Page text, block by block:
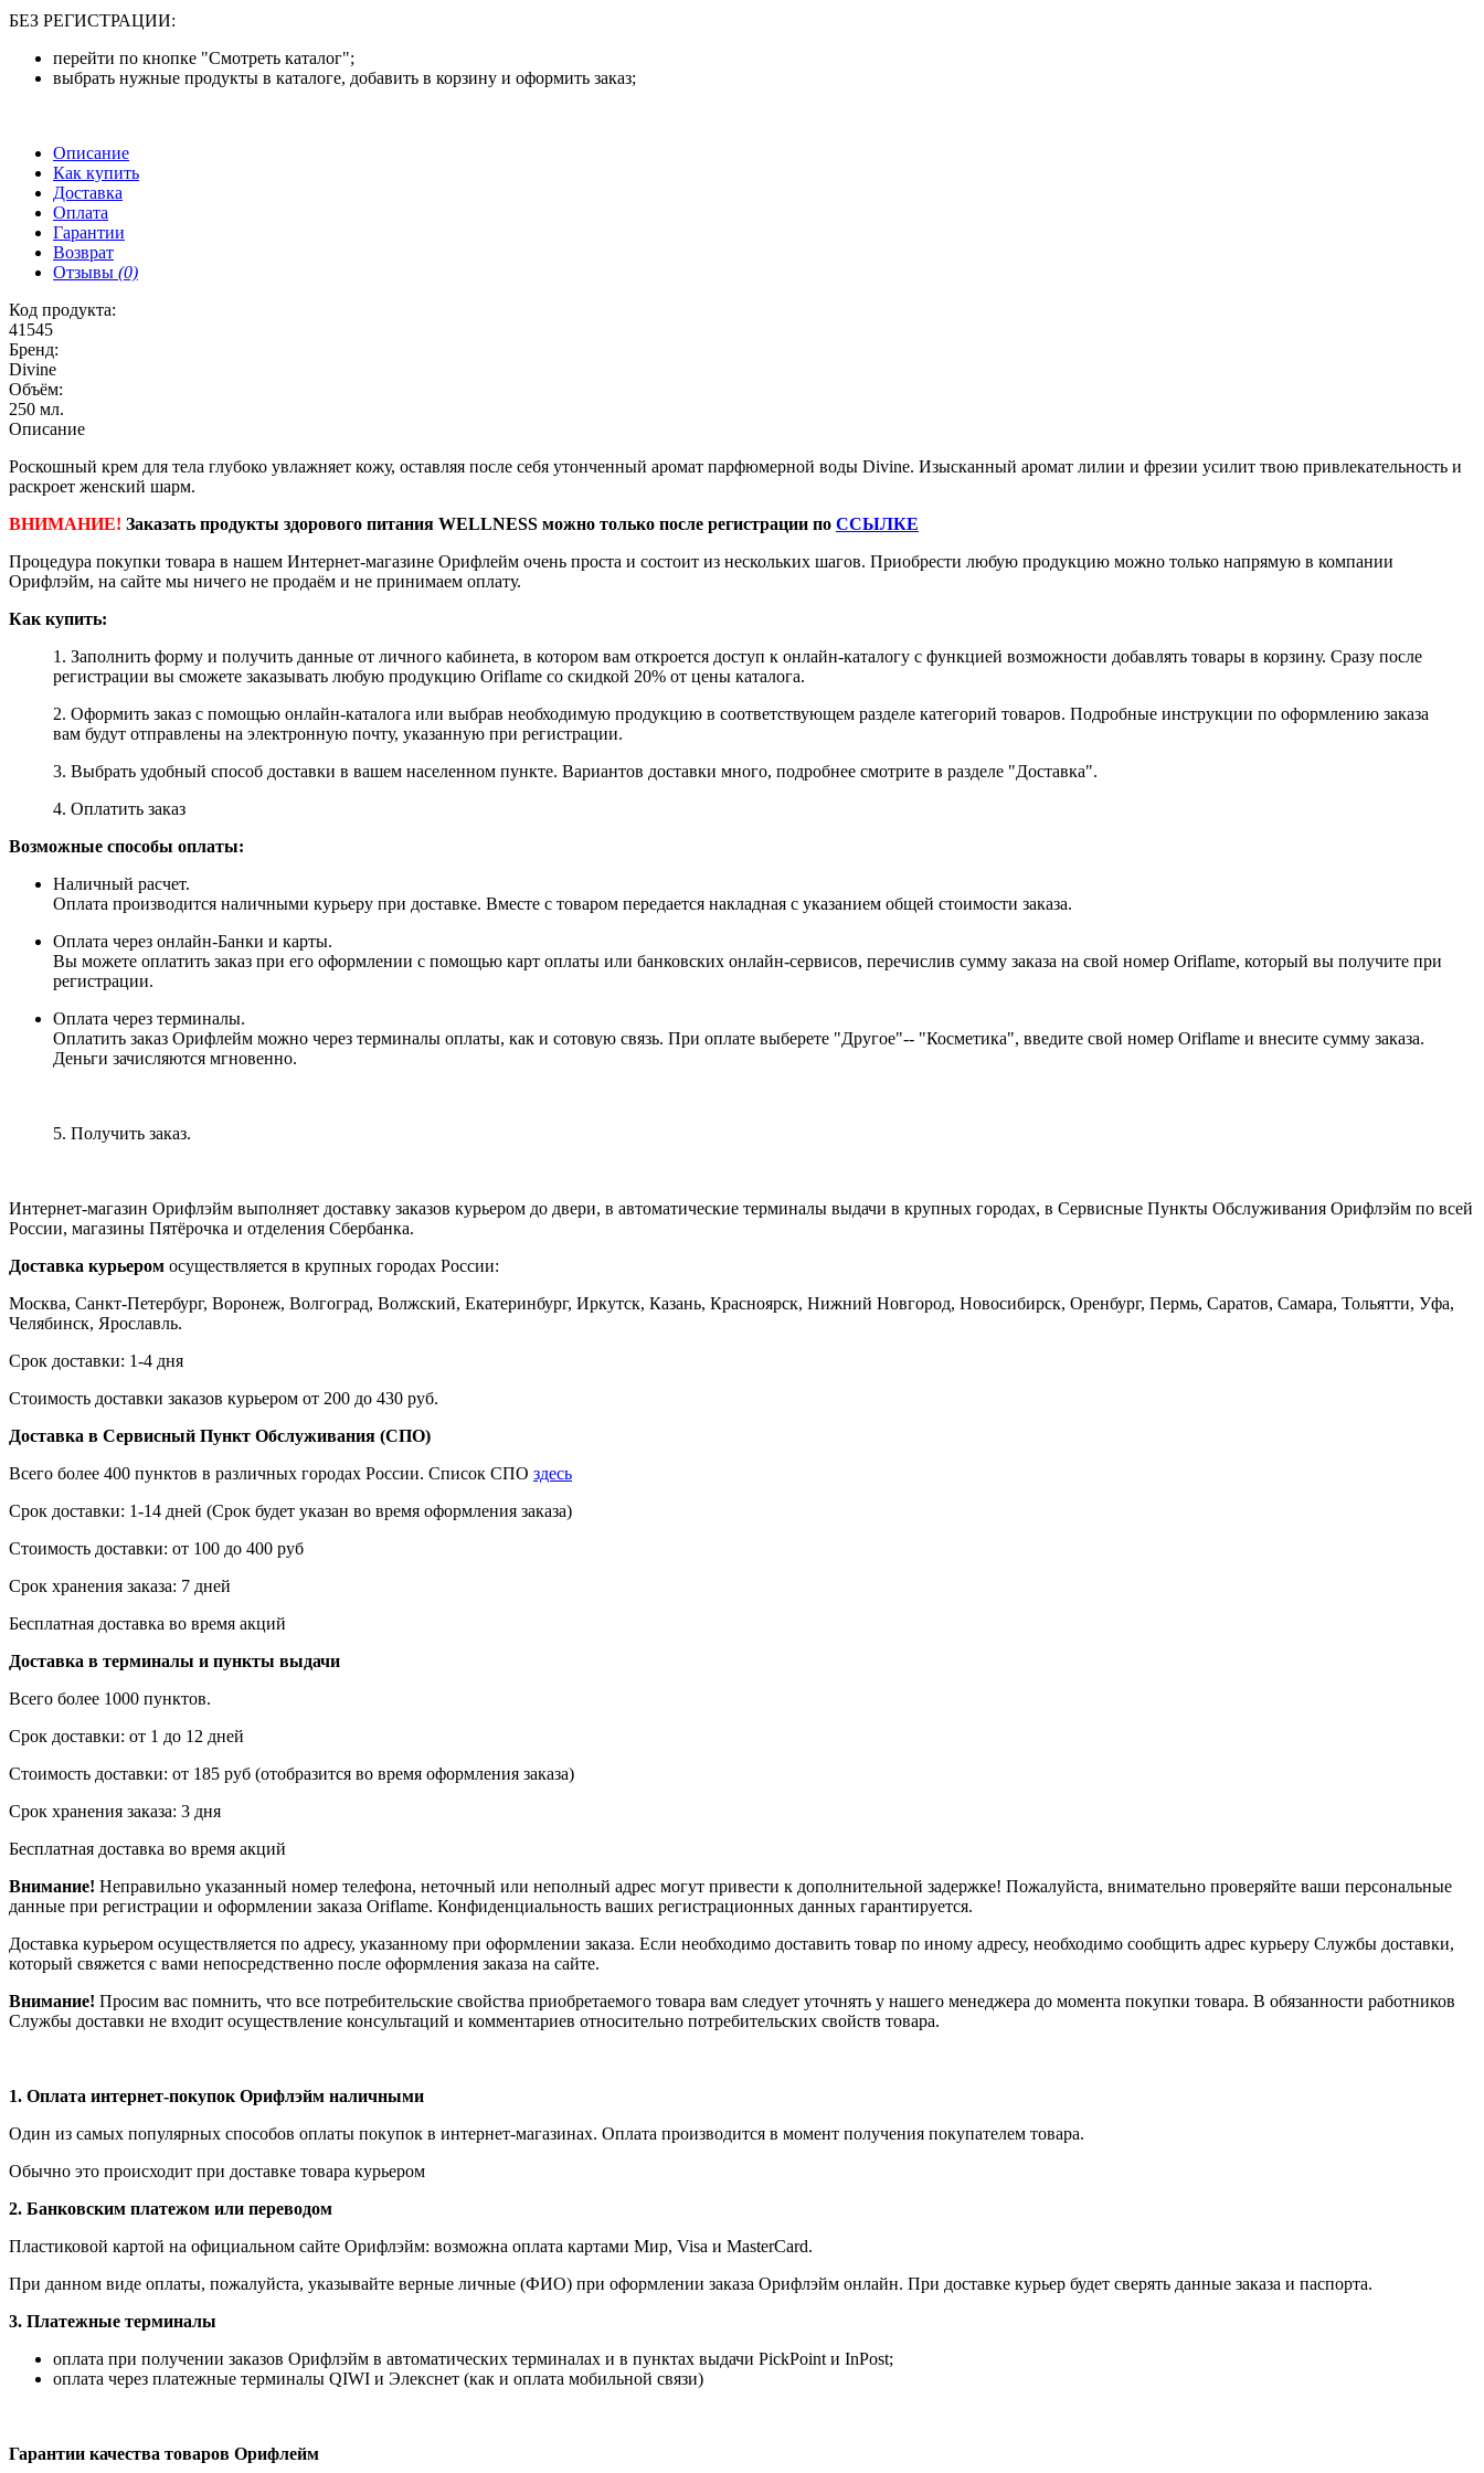
БЕЗ РЕГИСТРАЦИИ:
перейти по кнопке "Смотреть каталог";
выбрать нужные продукты в каталоге, добавить в корзину и оформить заказ;
Описание
Как купить
Доставка
Оплата
Гарантии
Возврат
Отзывы (0)
Код продукта:
41545
Бренд:
Divine
Объём:
250 мл.
Описание
Роскошный крем для тела глубоко увлажняет кожу, оставляя после себя утонченный аромат парфюмерной воды Divine. Изысканный аромат лилии и фрезии усилит твою привлекательность и
раскроет женский шарм.
ВНИМАНИЕ! Заказать продукты здорового питания WELLNESS можно только после регистрации по ССЫЛКЕ
Процедура покупки товара в нашем Интернет-магазине Орифлейм очень проста и состоит из нескольких шагов. Приобрести любую продукцию можно только напрямую в компании
Орифлэйм, на сайте мы ничего не продаём и не принимаем оплату.
Как купить:
1. Заполнить форму и получить данные от личного кабинета, в котором вам откроется доступ к онлайн-каталогу с функцией возможности добавлять товары в корзину. Сразу после
регистрации вы сможете заказывать любую продукцию Oriflame со скидкой 20% от цены каталога.
2. Оформить заказ с помощью онлайн-каталога или выбрав необходимую продукцию в соответствующем разделе категорий товаров. Подробные инструкции по оформлению заказа
вам будут отправлены на электронную почту, указанную при регистрации.
3. Выбрать удобный способ доставки в вашем населенном пункте. Вариантов доставки много, подробнее смотрите в разделе "Доставка".
4. Оплатить заказ
Возможные способы оплаты:
Наличный расчет.
Оплата производится наличными курьеру при доставке. Вместе с товаром передается накладная с указанием общей стоимости заказа.
Оплата через онлайн-Банки и карты.
Вы можете оплатить заказ при его оформлении с помощью карт оплаты или банковских онлайн-сервисов, перечислив сумму заказа на свой номер Oriflame, который вы получите при
регистрации.
Оплата через терминалы.
Оплатить заказ Орифлейм можно через терминалы оплаты, как и сотовую связь. При оплате выберете "Другое"-- "Косметика", введите свой номер Oriflame и внесите сумму заказа.
Деньги зачисляются мгновенно.
5. Получить заказ.
Интернет-магазин Орифлэйм выполняет доставку заказов курьером до двери, в автоматические терминалы выдачи в крупных городах, в Сервисные Пункты Обслуживания Орифлэйм по всей
России, магазины Пятёрочка и отделения Сбербанка.
Доставка курьером осуществляется в крупных городах России:
Москва, Санкт-Петербург, Воронеж, Волгоград, Волжский, Екатеринбург, Иркутск, Казань, Красноярск, Нижний Новгород, Новосибирск, Оренбург, Пермь, Саратов, Самара, Тольятти, Уфа,
Челябинск, Ярославль.
Срок доставки: 1-4 дня
Стоимость доставки заказов курьером от 200 до 430 руб.
Доставка в Сервисный Пункт Обслуживания (СПО)
Всего более 400 пунктов в различных городах России. Список СПО здесь
Срок доставки: 1-14 дней (Срок будет указан во время оформления заказа)
Стоимость доставки: от 100 до 400 руб
Срок хранения заказа: 7 дней
Бесплатная доставка во время акций
Доставка в терминалы и пункты выдачи
Всего более 1000 пунктов.
Срок доставки: от 1 до 12 дней
Стоимость доставки: от 185 руб (отобразится во время оформления заказа)
Срок хранения заказа: 3 дня
Бесплатная доставка во время акций
Внимание! Неправильно указанный номер телефона, неточный или неполный адрес могут привести к дополнительной задержке! Пожалуйста, внимательно проверяйте ваши персональные
данные при регистрации и оформлении заказа Oriflame. Конфиденциальность ваших регистрационных данных гарантируется.
Доставка курьером осуществляется по адресу, указанному при оформлении заказа. Если необходимо доставить товар по иному адресу, необходимо сообщить адрес курьеру Службы доставки,
который свяжется с вами непосредственно после оформления заказа на сайте.
Внимание! Просим вас помнить, что все потребительские свойства приобретаемого товара вам следует уточнять у нашего менеджера до момента покупки товара. В обязанности работников
Службы доставки не входит осуществление консультаций и комментариев относительно потребительских свойств товара.
1. Оплата интернет-покупок Орифлэйм наличными
Один из самых популярных способов оплаты покупок в интернет-магазинах. Оплата производится в момент получения покупателем товара.
Обычно это происходит при доставке товара курьером
2. Банковским платежом или переводом
Пластиковой картой на официальном сайте Орифлэйм: возможна оплата картами Мир, Visa и MasterCard.
При данном виде оплаты, пожалуйста, указывайте верные личные (ФИО) при оформлении заказа Орифлэйм онлайн. При доставке курьер будет сверять данные заказа и паспорта.
3. Платежные терминалы
оплата при получении заказов Орифлэйм в автоматических терминалах и в пунктах выдачи PickPoint и InPost;
оплата через платежные терминалы QIWI и Элекснет (как и оплата мобильной связи)
Гарантии качества товаров Орифлейм